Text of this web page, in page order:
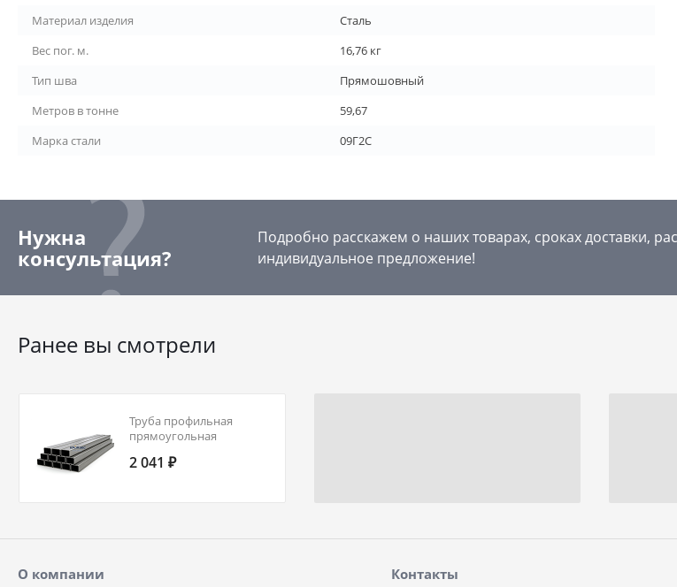
Материал изделия
Сталь
Вес пог. м.
16,76 кг
Тип шва
Прямошовный
Метров в тонне
59,67
Марка стали
09Г2С
Нужна
консультация?
Подробно расскажем о наших товарах, сроках доставки,
индивидуальное предложение!
Ранее вы смотрели
Труба профильная
прямоугольная
30245-2003
2 041 ₽
О компании Контакты